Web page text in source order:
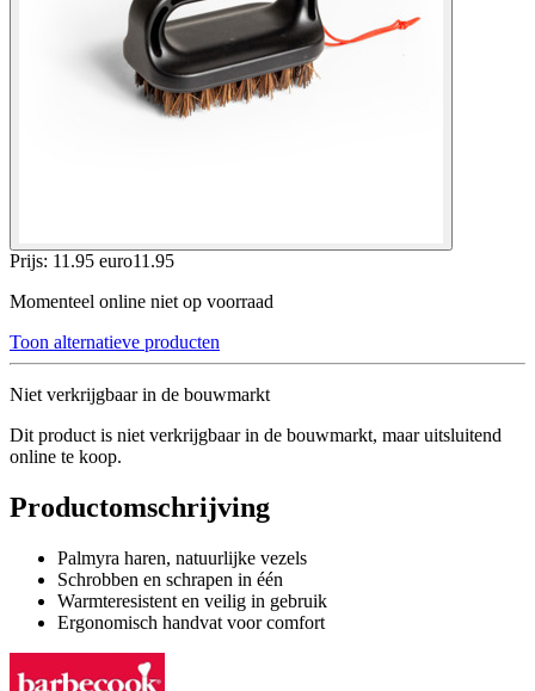
Prijs: 11.95 euro11 .95
Momenteel online niet op voorraad
Toon alternatieve producten
Niet verkrijgbaar in de bouwmarkt
Dit product is niet verkrijgbaar in de bouwmarkt, maar uitsluitend
online te koop.
Productomschrijving
Palmyra haren, natuurlijke vezels
Schrobben en schrapen in één
Warmteresistent en veilig in gebruik
Ergonomisch handvat voor comfort